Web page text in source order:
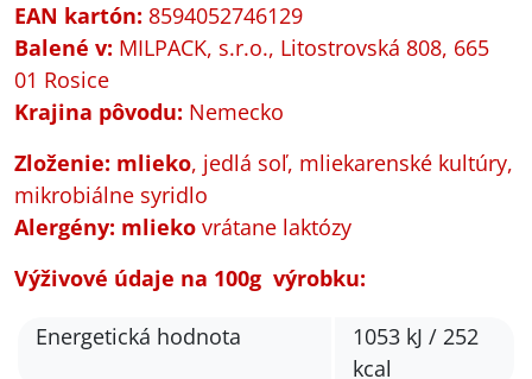
EAN kartón: 8594052746129
Balené v: MILPACK, s.r.o., Litostrovská 808, 665
01 Rosice
Krajina pôvodu: Nemecko
Zloženie: mlieko, jedlá soľ, mliekarenské kultúry,
mikrobiálne syridlo
Alergény: mlieko vrátane laktózy
Výživové údaje na 100g výrobku:
Energetická hodnota
1053 kJ / 252
kcal